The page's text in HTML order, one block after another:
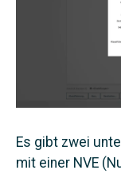
Es gibt zwei
mit einer NVE